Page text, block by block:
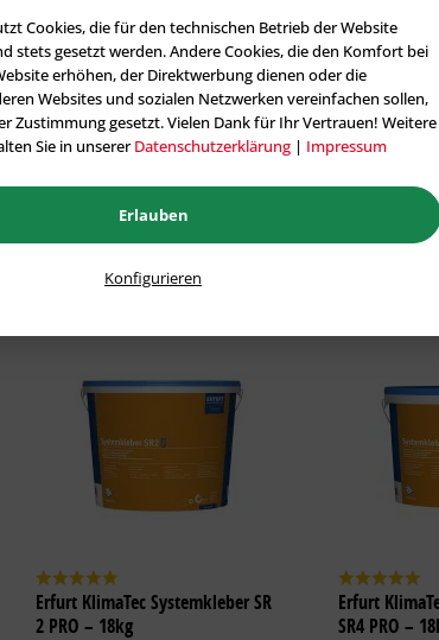
Erfurt VARIOVLIES V 200 S PRO
Artikel-Nr.: ERF-100128
Inhalt18.75 m²(4,24 € * / 1 m²)
ab 79,55 € *
Erfurt
PRO
Artikel-Nr.: ERF-
Inhalt2.5 m²
ab 285,60
Zu
Erfurt KlimaTec Systemkleber SR
2 PRO – 18kg
Erfurt
SR4 PRO –
Cookies, die für den technischen Betrieb der Website
stets gesetzt werden. Andere Cookies, die den Komfort bei
erhöhen, der Direktwerbung dienen oder die
Websites und sozialen Netzwerken vereinfachen sollen,
Zustimmung gesetzt. Vielen Dank für Ihr Vertrauen! Weitere
Sie in unsererDatenschutzerklärung | Impressum
Erlauben
Konfigurieren